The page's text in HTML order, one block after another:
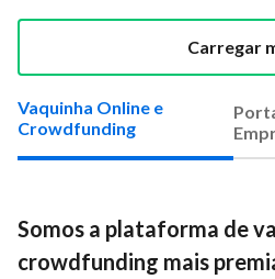
Vaquinha Online e
Crowdfunding
Somos a plataforma de
crowdfunding mais
Carregar